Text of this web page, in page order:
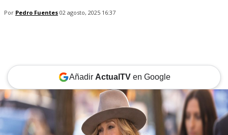
Por Pedro Fuentes 02 agosto, 2025 16:37
Añadir ActualTVen Google